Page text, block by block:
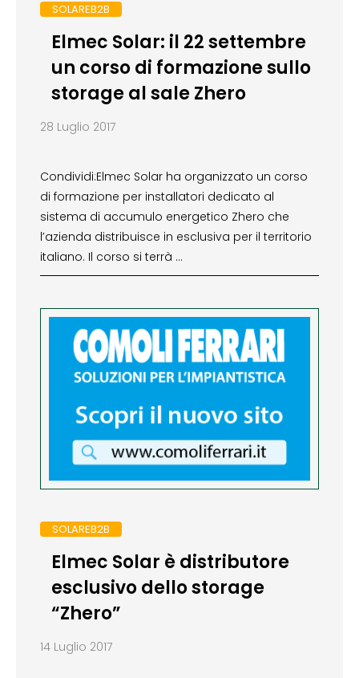
SOLAREB2B
Elmec Solar: il 22 settembre
un corso di formazione sullo
storage al sale Zhero
28 Luglio 2017
Condividi:Elmec Solar ha organizzato un corso
di formazione per installatori dedicato al
sistema di accumulo energetico Zhero che
l’azienda distribuisce in esclusiva per il territorio
italiano. Il corso si terrà …
SOLAREB2B
Elmec Solar è distributore
esclusivo dello storage
“Zhero”
14 Luglio 2017